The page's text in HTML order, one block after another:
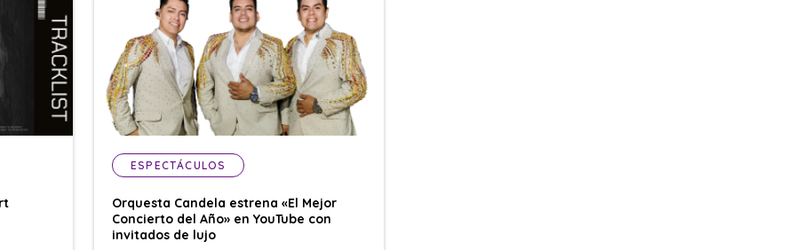
ESPECTÁCULOS
Orquesta Candela estrena «El Mejor
Concierto del Año» en YouTube con
invitados de lujo